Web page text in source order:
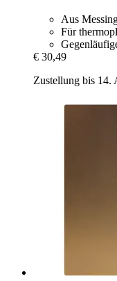
Aus
Für
€ 30,49
Zustellung bis 14.